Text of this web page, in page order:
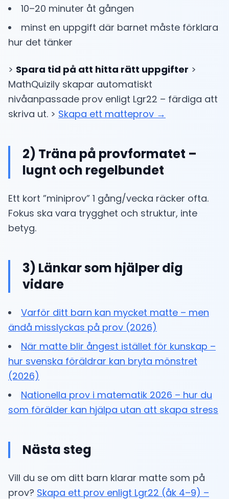
10–20 minuter åt gången
minst en uppgift där barnet måste förklara
hur det tänker
> Spara tid på att hitta rätt uppgifter >
MathQuizily skapar automatiskt
nivåanpassade prov enligt Lgr22 – färdiga att
skriva ut. > Skapa ett matteprov →
2) Träna på provformatet –
lugnt och regelbundet
Ett kort ”miniprov” 1 gång/vecka räcker ofta.
Fokus ska vara trygghet och struktur, inte
betyg.
3) Länkar som hjälper dig
vidare
Varför ditt barn kan mycket matte – men
ändå misslyckas på prov (2026)
När matte blir ångest istället för kunskap –
hur svenska föräldrar kan bryta mönstret
(2026)
Nationella prov i matematik 2026 – hur du
som förälder kan hjälpa utan att skapa stress
Nästa steg
Vill du se om ditt barn klarar matte som på
prov? Skapa ett prov enligt Lgr22 (åk 4–9) –